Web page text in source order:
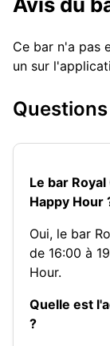
Ce bar n'a pas
un sur
Le bar
Happy Hour
Oui, le bar
de 16:00 à
Hour.
Quelle est
?